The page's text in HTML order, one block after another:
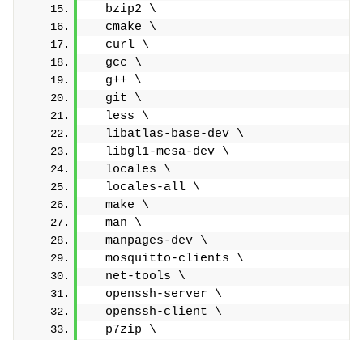
  bzip2 \
  cmake \
  curl \
  gcc \
  g++ \
  git \
  less \
  libatlas-base-dev \
  libgl1-mesa-dev \
  locales \
  locales-all \
  make \
  man \
  manpages-dev \
  mosquitto-clients \
  net-tools \
  openssh-server \
  openssh-client \
  p7zip \